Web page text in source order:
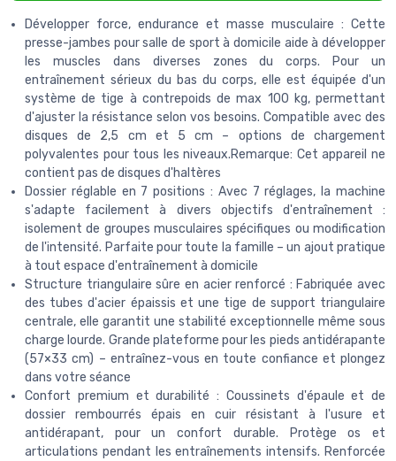
Développer force, endurance et masse musculaire : Cette
presse-jambes pour salle de sport à domicile aide à développer
les muscles dans diverses zones du corps. Pour un
entraînement sérieux du bas du corps, elle est équipée d'un
système de tige à contrepoids de max 100 kg, permettant
d'ajuster la résistance selon vos besoins. Compatible avec des
disques de 2,5 cm et 5 cm – options de chargement
polyvalentes pour tous les niveaux.Remarque: Cet appareil ne
contient pas de disques d'haltères
Dossier réglable en 7 positions : Avec 7 réglages, la machine
s'adapte facilement à divers objectifs d'entraînement :
isolement de groupes musculaires spécifiques ou modification
de l'intensité. Parfaite pour toute la famille – un ajout pratique
à tout espace d'entraînement à domicile
Structure triangulaire sûre en acier renforcé : Fabriquée avec
des tubes d'acier épaissis et une tige de support triangulaire
centrale, elle garantit une stabilité exceptionnelle même sous
charge lourde. Grande plateforme pour les pieds antidérapante
(57×33 cm) – entraînez-vous en toute confiance et plongez
dans votre séance
Confort premium et durabilité : Coussinets d'épaule et de
dossier rembourrés épais en cuir résistant à l'usure et
antidérapant, pour un confort durable. Protège os et
articulations pendant les entraînements intensifs. Renforcée